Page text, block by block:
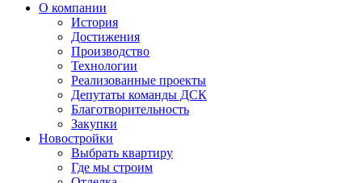
О компании
История
Достижения
Производство
Технологии
Реализованные проекты
Депутаты команды ДСК
Благотворительность
Закупки
Новостройки
Выбрать квартиру
Где мы строим